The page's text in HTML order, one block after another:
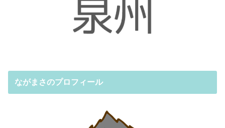
ながまさのプロフィール